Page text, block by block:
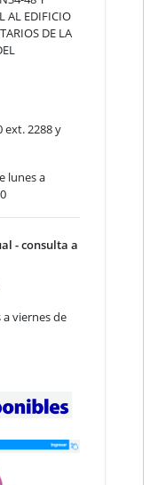
AL EDIFICIO
DE LA
ext. 2288 y
lunes a
- consulta a
a viernes de